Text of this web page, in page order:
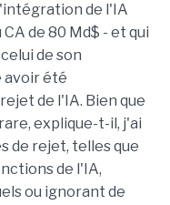
de l'IA
de 80 Md$ - et qui
de son
avoir été
de l'IA. Bien que
explique-t-il, j'ai
de rejet, telles que
de l'IA,
ou ignorant de